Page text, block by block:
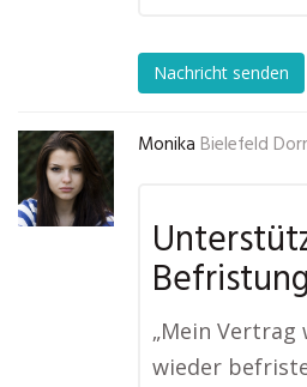
Nachricht senden
Monika Bielefeld
„Mein
wieder